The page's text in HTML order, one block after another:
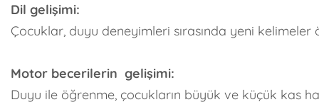
Dil gelişimi:
Çocuklar, duyu deneyimleri sırasında yeni
Motor becerilerin gelişimi:
Duyu ile öğrenme, çocukların büyük ve küçük kas